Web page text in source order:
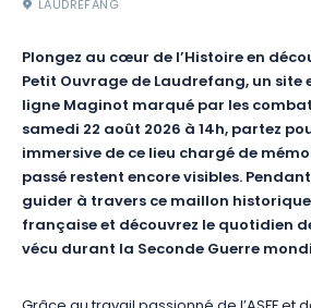
LAUDREFANG
Plongez au cœur de l’Histoire en
Petit Ouvrage de Laudrefang, un
ligne Maginot marqué par les
samedi 22 août 2026 à 14h, partez
immersive de ce lieu chargé de
passé restent encore visibles.
guider à travers ce maillon
française et découvrez le quotidien
vécu durant la Seconde Guerre